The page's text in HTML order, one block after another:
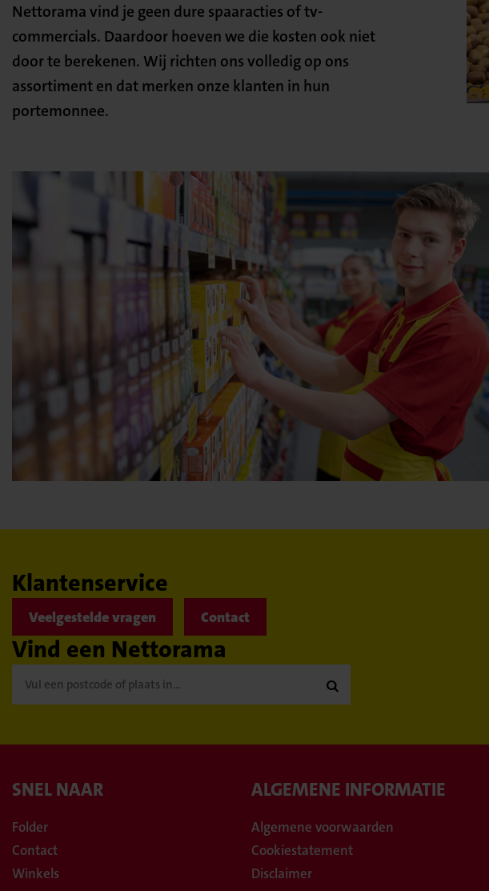
Nettorama vind je geen dure spaaracties of tv-
commercials. Daardoor hoeven we die kosten ook niet
door te berekenen. Wij richten ons volledig op ons
assortiment en dat merken onze klanten in hun
portemonnee.
Klantenservice
Veelgestelde vragen Contact
Vind een Nettorama

SNEL NAAR
Folder
Contact
Winkels
ALGEMENE INFORMATIE
Algemene voorwaarden
Cookiestatement
Disclaimer